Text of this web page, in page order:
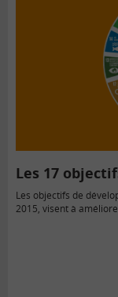
Les 17
Les objectifs de
2015, visent à